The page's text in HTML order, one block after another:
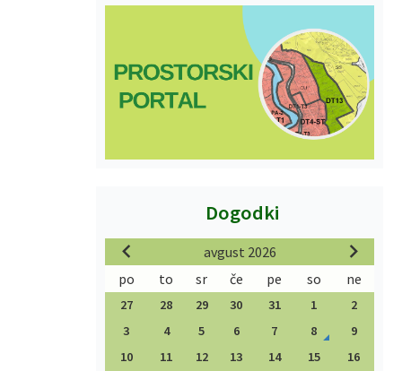
Dogodki
avgust 2026
po
to sr če pe so ne
27 28 29 30 31 1
2
3
4 5 6 7 8
9
10
11 12 13 14 15
16